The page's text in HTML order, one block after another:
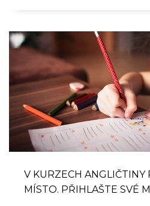
V KURZECH ANGLIČTINY
MÍSTO. PŘIHLAŠTE SVÉ